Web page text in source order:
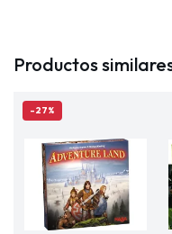
Productos
-27%